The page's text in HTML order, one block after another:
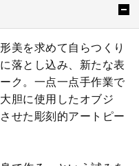
美を求めて自らつくり
落とし込み、新たな表
ク。一点一点手作業で
胆に使用したオブジ
せた彫刻的アートピー